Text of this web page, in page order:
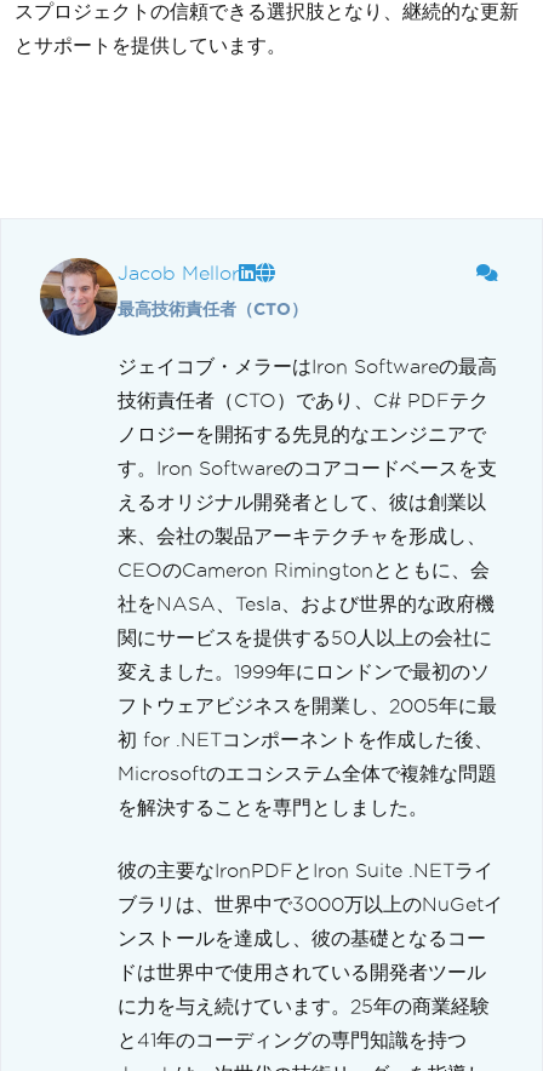
スプロジェクトの信頼できる選択肢となり、継続的な更新
とサポートを提供しています。
Jacob Mellor
最高技術責任者（CTO）
ジェイコブ・メラーはIron Softwareの最高
技術責任者（CTO）であり、C# PDFテク
ノロジーを開拓する先見的なエンジニアで
す。Iron Softwareのコアコードベースを支
えるオリジナル開発者として、彼は創業以
来、会社の製品アーキテクチャを形成し、
CEOのCameron Rimingtonとともに、会
社をNASA、Tesla、および世界的な政府機
関にサービスを提供する50人以上の会社に
変えました。1999年にロンドンで最初のソ
フトウェアビジネスを開業し、2005年に最
初 for .NETコンポーネントを作成した後、
Microsoftのエコシステム全体で複雑な問題
を解決することを専門としました。
彼の主要なIronPDFとIron Suite .NETライ
ブラリは、世界中で3000万以上のNuGetイ
ンストールを達成し、彼の基礎となるコー
ドは世界中で使用されている開発者ツール
に力を与え続けています。25年の商業経験
と41年のコーディングの専門知識を持つ